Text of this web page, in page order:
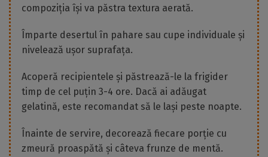
compoziția își va păstra textura aerată.
Împarte desertul în pahare sau cupe individuale și
nivelează ușor suprafața.
Acoperă recipientele și păstrează-le la frigider
timp de cel puțin 3-4 ore. Dacă ai adăugat
gelatină, este recomandat să le lași peste noapte.
Înainte de servire, decorează fiecare porție cu
zmeură proaspătă și câteva frunze de mentă.